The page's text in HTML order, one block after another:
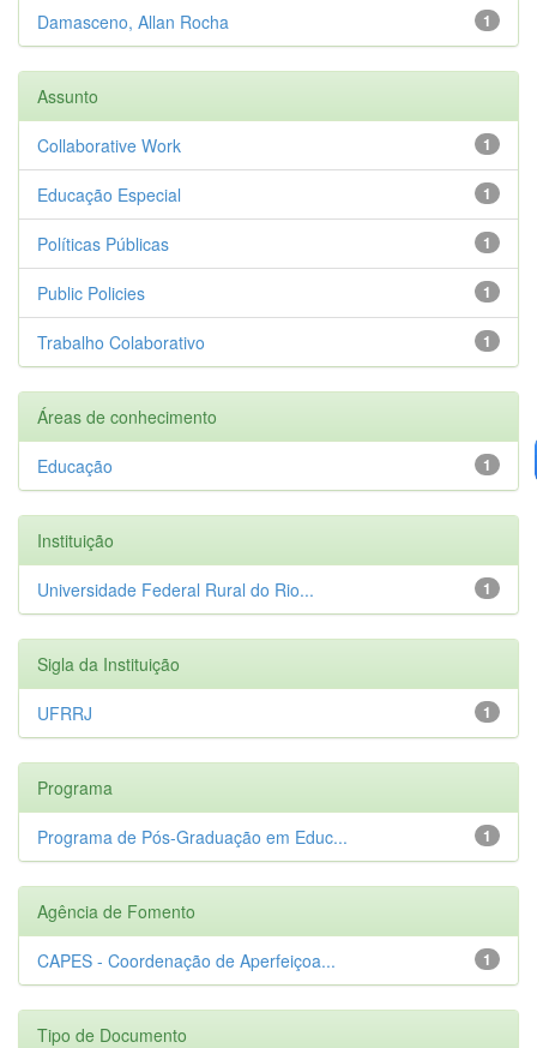
1
Damasceno, Allan Rocha
Assunto
1
Collaborative Work
1
Educação Especial
1
Políticas Públicas
1
Public Policies
1
Trabalho Colaborativo
Áreas de conhecimento
1
Educação
Instituição
1
Universidade Federal Rural do Rio...
Sigla da Instituição
1
UFRRJ
Programa
1
Programa de Pós-Graduação em Educ...
Agência de Fomento
1
CAPES - Coordenação de Aperfeiçoa...
Tipo de Documento